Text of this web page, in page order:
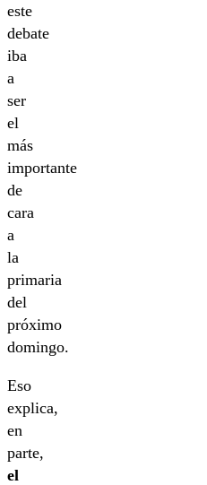
este
debate
iba
a
ser
el
más
importante
de
cara
a
la
primaria
del
próximo
domingo.
Eso
explica,
en
parte,
el